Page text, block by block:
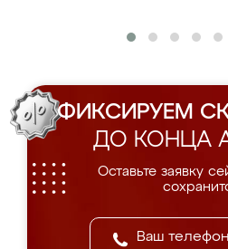
ФИКСИРУЕМ
ДО КОНЦА
Оставьте заявку